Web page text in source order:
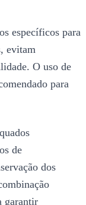
específicos para
evitam
O uso de
para
de
dos
garantir